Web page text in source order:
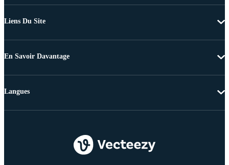
Liens Du Site
En Savoir Davantage
Langues